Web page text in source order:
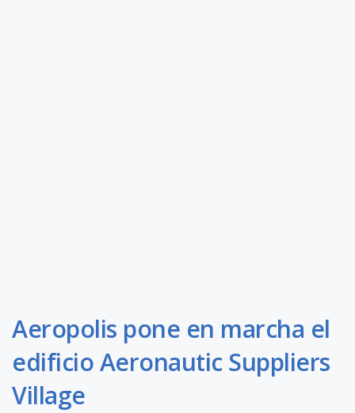
Aeropolis pone en marcha el
edificio Aeronautic Suppliers
Village